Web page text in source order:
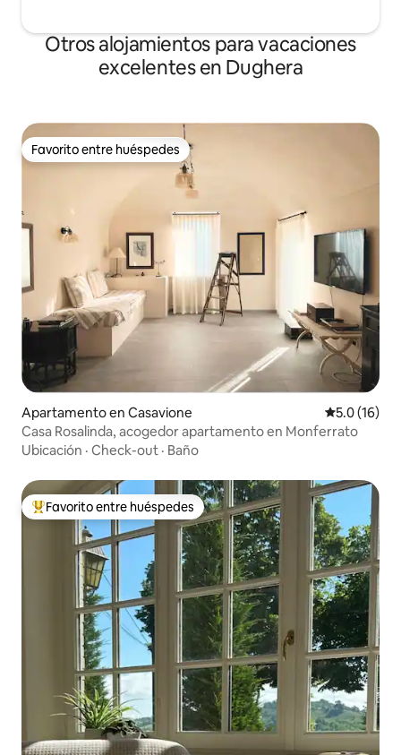
Otros alojamientos para vacaciones
excelentes en Dughera
Favorito entre huéspedes
Favorito entre huéspedes
Apartamento en Casavione Calificación
5.0 (16)
Casa Rosalinda, acogedor apartamento en Monferrato
Ubicación · Check-out · Baño
Favorito entre huéspedes preferido
Favorito entre huéspedes